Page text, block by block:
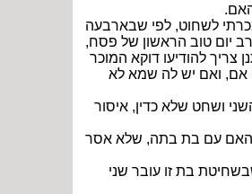
לשחוט, לפי שבארבעה
יום טוב הראשון של פסח,
צריך להודיעו דוקא המוכר
אם, ואם יש לה שמא לא
ושחט שלא כדין, איסור
האם עם בת בתה, שלא אסר
בת זו עובר שני